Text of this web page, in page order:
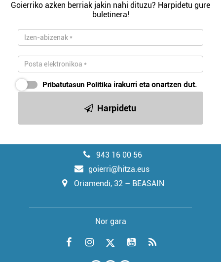
Goierriko azken berriak jakin nahi dituzu? Harpidetu gure
buletinera!
Pribatutasun Politika irakurri eta onartzen dut.
Harpidetu
943 16 00 56
goierri@hitza.eus
Oriamendi, 32 – BEASAIN
Nor gara